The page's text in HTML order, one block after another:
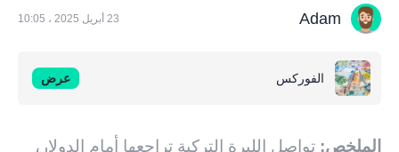
Adam 23 أبريل 2025 ، 10:05
الفوركس عرض
الملخص: تواصل الليرة التركية تراجعها أمام الدولار،